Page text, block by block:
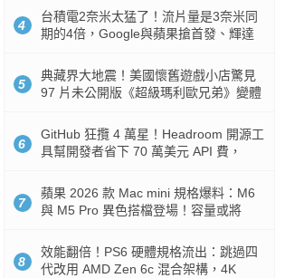
4
台積電2奈米太猛了！流片量是3奈米同
期的4倍，Google與蘋果搶首發、輝達
5
典藏界大地震！美國懷舊遊戲小店驚見
97 片未公開版《超級瑪利歐兄弟》變體
6
GitHub 狂攬 4 萬星！Headroom 開源工
具幫開發者省下 70 萬美元 API 費，
7
蘋果 2026 款 Mac mini 規格爆料：M6
與 M5 Pro 異色搭檔登場！容量或將
8
效能翻倍！PS6 硬體規格流出：跳過四
代改用 AMD Zen 6c 混合架構，4K